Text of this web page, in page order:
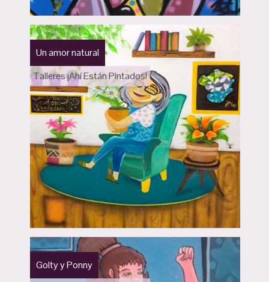
Un amor natural
Talleres ¡Ahí Están Pintados!
Golty y Ponny